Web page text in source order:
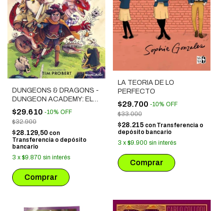
DUNGEONS & DRAGONS -
DUNGEON ACADEMY: EL
TORNEO DEL TERROR
$29.610 -10% OFF
$32.900
$28.129,50 con
Transferencia o depósito
bancario
3 x $9.870 sin interés
LA TEORIA DE LO
PERFECTO
$29.700 -10% OFF
$33.000
$28.215 con Transferencia o
depósito bancario
3 x $9.900 sin interés